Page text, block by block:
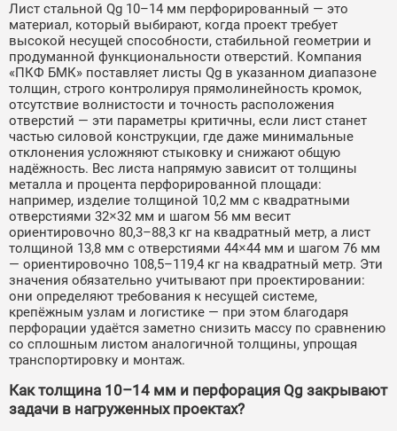
Лист стальной Qg 10–14 мм перфорированный — это
материал, который выбирают, когда проект требует
высокой несущей способности, стабильной геометрии и
продуманной функциональности отверстий. Компания
«ПКФ БМК» поставляет листы Qg в указанном диапазоне
толщин, строго контролируя прямолинейность кромок,
отсутствие волнистости и точность расположения
отверстий — эти параметры критичны, если лист станет
частью силовой конструкции, где даже минимальные
отклонения усложняют стыковку и снижают общую
надёжность. Вес листа напрямую зависит от толщины
металла и процента перфорированной площади:
например, изделие толщиной 10,2 мм с квадратными
отверстиями 32×32 мм и шагом 56 мм весит
ориентировочно 80,3–88,3 кг на квадратный метр, а лист
толщиной 13,8 мм с отверстиями 44×44 мм и шагом 76 мм
— ориентировочно 108,5–119,4 кг на квадратный метр. Эти
значения обязательно учитывают при проектировании:
они определяют требования к несущей системе,
крепёжным узлам и логистике — при этом благодаря
перфорации удаётся заметно снизить массу по сравнению
со сплошным листом аналогичной толщины, упрощая
транспортировку и монтаж.
Как толщина 10–14 мм и перфорация Qg закрывают
задачи в нагруженных проектах?